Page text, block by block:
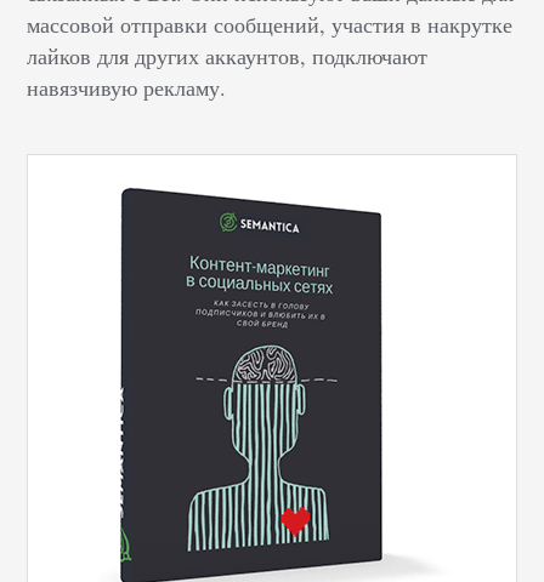
массовой отправки сообщений, участия в накрутке
лайков для других аккаунтов, подключают
навязчивую рекламу.